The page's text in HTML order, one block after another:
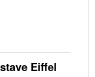
Eiffel